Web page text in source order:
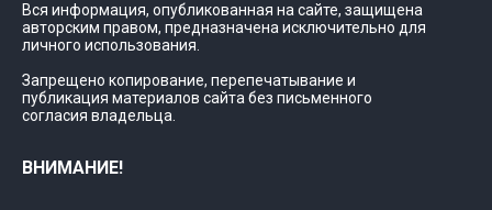
Вся информация, опубликованная на сайте, защищена
авторским правом, предназначена исключительно для
личного использования.
Запрещено копирование, перепечатывание и
публикация материалов сайта без письменного
согласия владельца.
ВНИМАНИЕ!